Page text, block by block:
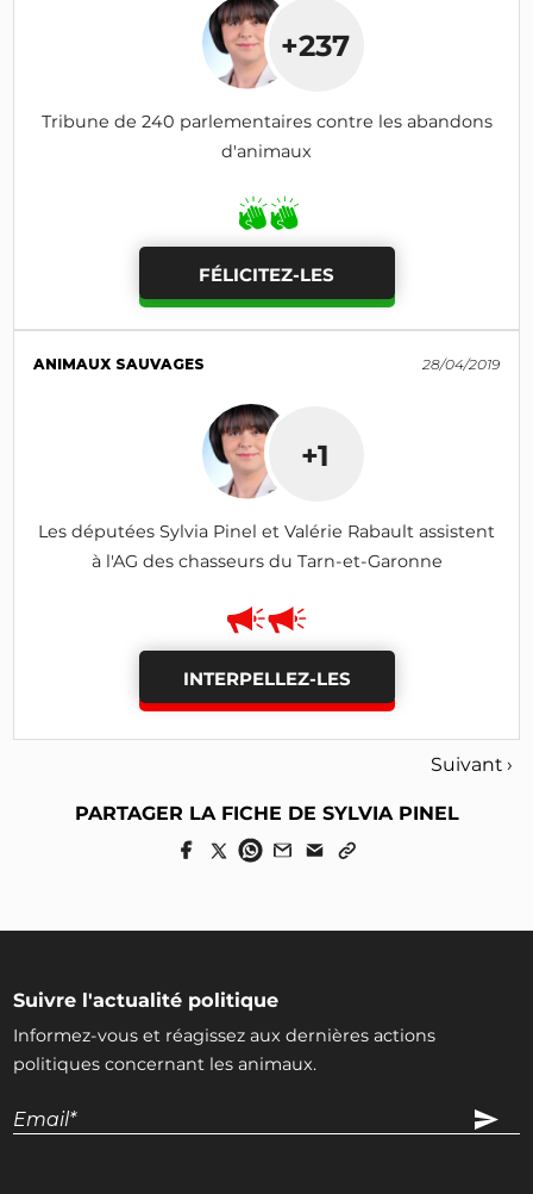
+237
Tribune de 240 parlementaires contre les abandons
d'animaux
FÉLICITEZ-LES
ANIMAUX SAUVAGES 28/04/2019
+1
Les députées Sylvia Pinel et Valérie Rabault assistent
à l'AG des chasseurs du Tarn-et-Garonne
INTERPELLEZ-LES
Suivant ›
PARTAGER LA FICHE DE SYLVIA PINEL
Suivre l'actualité politique
Informez-vous et réagissez aux dernières actions
politiques concernant les animaux.